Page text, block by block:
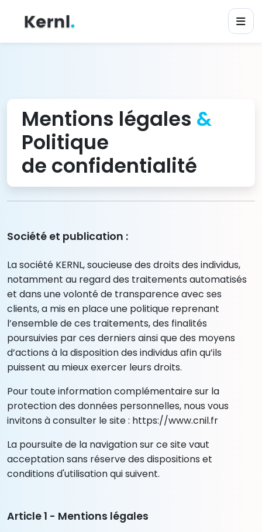
Mentions légales &
Politique
de confidentialité
Société et publication :
La société KERNL, soucieuse des droits des individus,
notamment au regard des traitements automatisés
et dans une volonté de transparence avec ses
clients, a mis en place une politique reprenant
l’ensemble de ces traitements, des finalités
poursuivies par ces derniers ainsi que des moyens
d’actions à la disposition des individus afin qu’ils
puissent au mieux exercer leurs droits.
Pour toute information complémentaire sur la
protection des données personnelles, nous vous
invitons à consulter le site : https://www.cnil.fr
La poursuite de la navigation sur ce site vaut
acceptation sans réserve des dispositions et
conditions d'utilisation qui suivent.
Article 1 - Mentions légales